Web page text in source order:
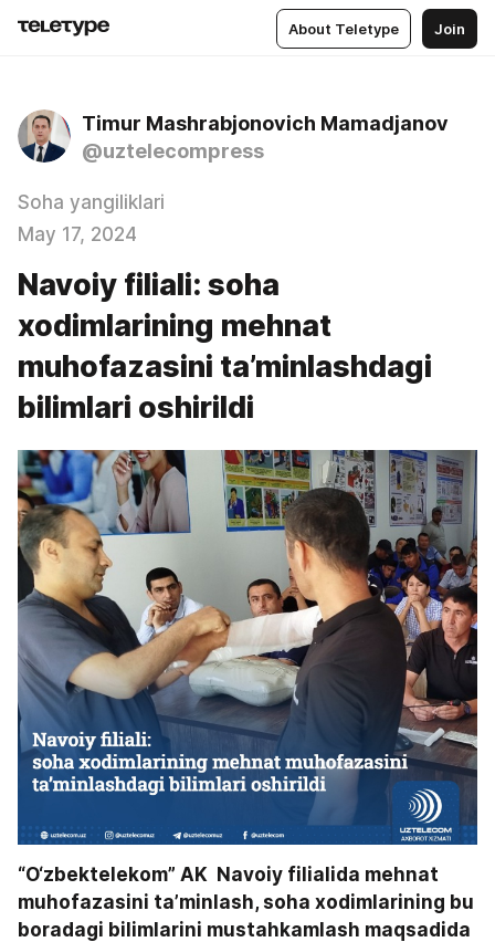
About Teletype Join
Timur Mashrabjonovich Mamadjanov
@uztelecompress
Soha yangiliklari
May 17, 2024
Navoiy filiali: soha
xodimlarining mehnat
muhofazasini ta’minlashdagi
bilimlari oshirildi
“O‘zbektelekom” AK  Navoiy filialida mehnat
muhofazasini ta’minlash, soha xodimlarining bu
boradagi bilimlarini mustahkamlash maqsadida